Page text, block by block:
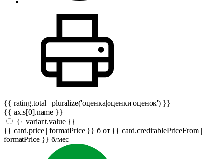
{{ rating.total | pluralize('оценка|оценки|оценок') }}
{{ axis[0].name }}
{{ variant.value }}
{{ card.price | formatPrice }} б от {{ card.creditablePriceFrom |
formatPrice }} б/мес